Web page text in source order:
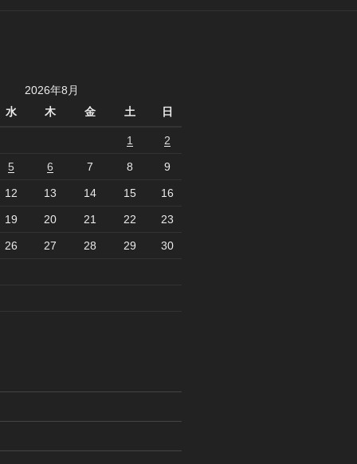
2026年8月
水
木 金 土 日
1 2
5 6 7 8 9
12 13 14 15 16
19 20 21 22 23
26 27 28 29 30